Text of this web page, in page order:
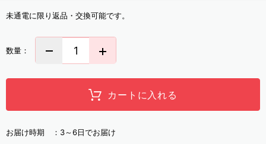
未通電に限り返品・交換可能です。
数量：
カートに入れる
お届け時期 ： 3～6日でお届け